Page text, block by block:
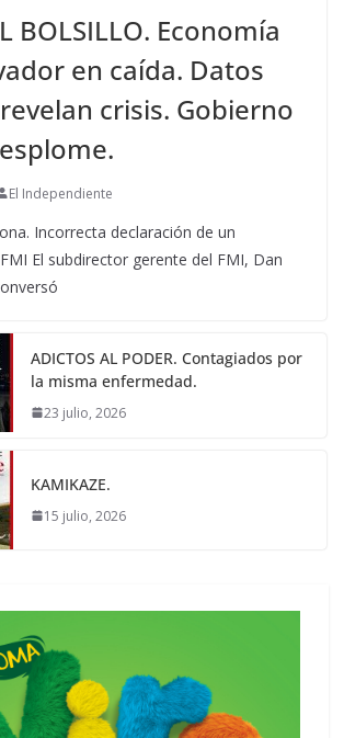
BOLSILLO. Economía
en caída. Datos
crisis. Gobierno
El Independiente
Incorrecta declaración de un
El subdirector gerente del FMI, Dan
ADICTOS AL PODER. Contagiados por
la misma enfermedad.
23 julio, 2026
KAMIKAZE.
15 julio, 2026